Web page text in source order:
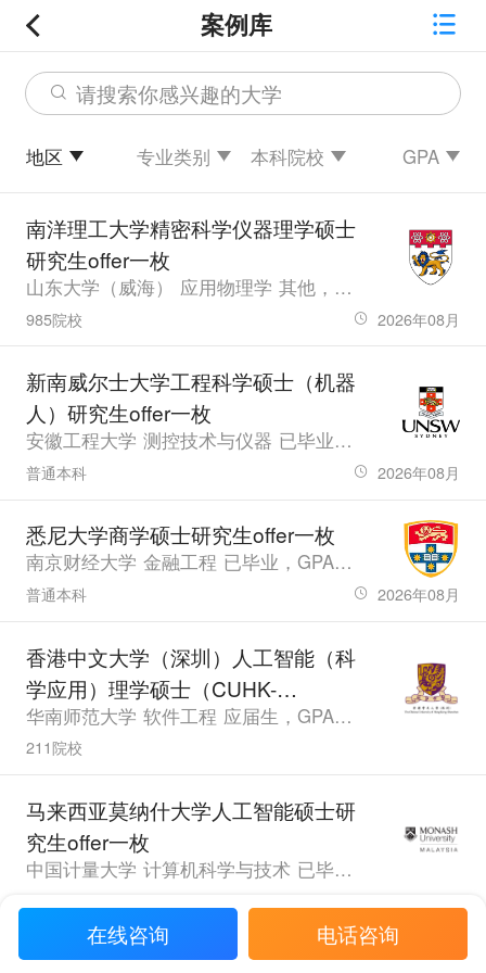
案例库
请搜索你感兴趣的大学
地区 专业类别 本科院校 GPA
南洋理工大学精密科学仪器理学硕士
研究生offer一枚
山东大学（威海） 应用物理学 其他，GPA82.22，雅思6.0
985院校 2026年08月
新南威尔士大学工程科学硕士（机器
人）研究生offer一枚
安徽工程大学 测控技术与仪器 已毕业，GPA80.79，雅思6.5
普通本科 2026年08月
悉尼大学商学硕士研究生offer一枚
南京财经大学 金融工程 已毕业，GPA3.48，雅思7.5、六级485.0
普通本科 2026年08月
香港中文大学（深圳）人工智能（科
学应用）理学硕士（CUHK-
Shenzhen）研究生offer一枚
华南师范大学 软件工程 应届生，GPA87.4，雅思6.5
211院校
马来西亚莫纳什大学人工智能硕士研
究生offer一枚
中国计量大学 计算机科学与技术 已毕业，GPA79.65，PTE74.0
香港中文大学（深圳）人工智能（科
在线咨询 电话咨询